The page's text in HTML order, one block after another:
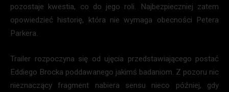
pozostaje kwestia, co do jego roli. Najbezpieczniej zatem
opowiedzieć historię, która nie wymaga obecności Petera
Parkera.
Trailer rozpoczyna się od ujęcia przedstawiającego postać
Eddiego Brocka poddawanego jakimś badaniom. Z pozoru nic
nieznaczący fragment nabiera sensu nieco później, gdy